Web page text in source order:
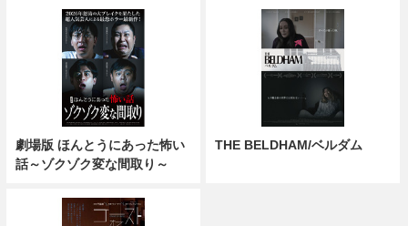
劇場版 ほんとうにあった怖い
話～ゾクゾク変な間取り～
THE BELDHAM/ベルダム